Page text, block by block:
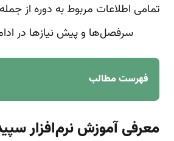
تمامی اطلاعات مربوط به دوره از
سرفصل‌ها و پیش نیازها در
فهرست مطالب
معرفی آموزش نرم‌افزار